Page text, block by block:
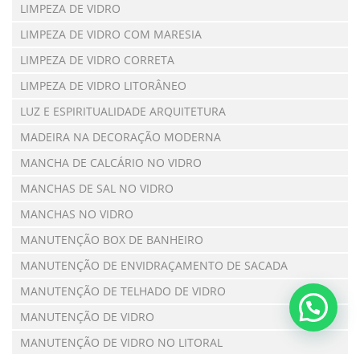
LIMPEZA DE VIDRO
LIMPEZA DE VIDRO COM MARESIA
LIMPEZA DE VIDRO CORRETA
LIMPEZA DE VIDRO LITORÂNEO
LUZ E ESPIRITUALIDADE ARQUITETURA
MADEIRA NA DECORAÇÃO MODERNA
MANCHA DE CALCÁRIO NO VIDRO
MANCHAS DE SAL NO VIDRO
MANCHAS NO VIDRO
MANUTENÇÃO BOX DE BANHEIRO
MANUTENÇÃO DE ENVIDRAÇAMENTO DE SACADA
MANUTENÇÃO DE TELHADO DE VIDRO
MANUTENÇÃO DE VIDRO
MANUTENÇÃO DE VIDRO NO LITORAL